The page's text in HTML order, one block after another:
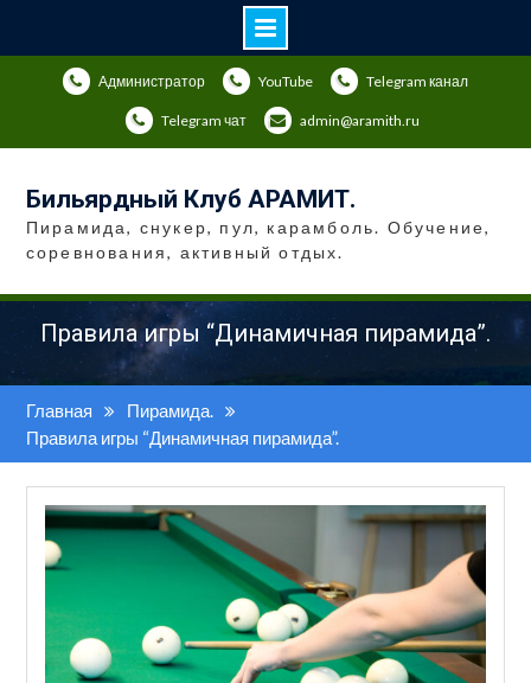
Администратор YouTube Telegram канал
Telegram чат admin@aramith.ru
Бильярдный Клуб АРАМИТ.
Пирамида, снукер, пул, карамболь. Обучение,
соревнования, активный отдых.
Правила игры “Динамичная пирамида”.
Главная
Пирамида.
Правила игры “Динамичная пирамида”.